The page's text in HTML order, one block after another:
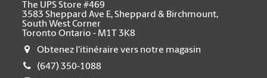
The UPS Store #469
3583 Sheppard Ave E, Sheppard & Birchmount,
South West Corner
Toronto Ontario - M1T 3K8
Obtenez l'itinéraire vers notre magasin
(647) 350-1088